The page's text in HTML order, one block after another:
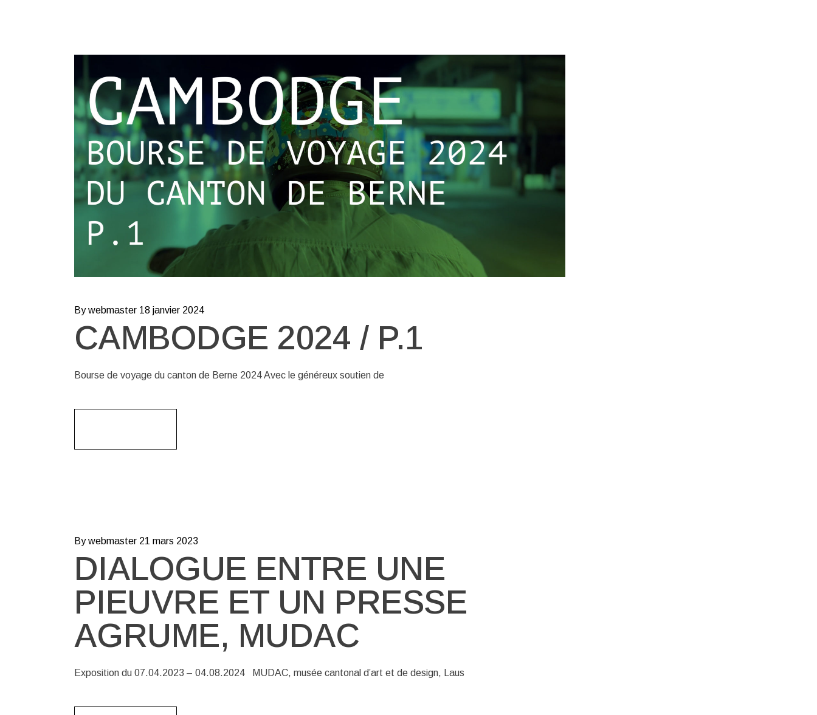
By webmaster 18 janvier 2024
CAMBODGE 2024 / P.1
Bourse de voyage du canton de Berne 2024 Avec le généreux soutien de
By webmaster 21 mars 2023
DIALOGUE ENTRE UNE
PIEUVRE ET UN PRESSE
AGRUME, MUDAC
Exposition du 07.04.2023 – 04.08.2024 MUDAC, musée cantonal d’art et de design, Laus